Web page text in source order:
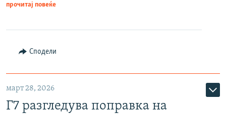
прочитај повеќе
Сподели
март 28, 2026
Г7 разгледува поправка на